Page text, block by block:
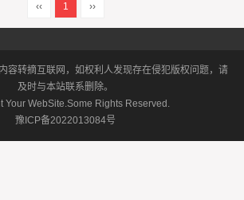
‹‹ 1 ››
容转摘互联网，如权利人发现存在侵犯版权问题，请
及时与本站联系删除。
Your WebSite.Some Rights Reserved.
豫ICP备2022013084号